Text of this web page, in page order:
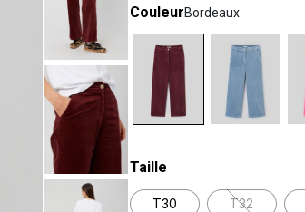
CouleurBordeaux
Taille
T30 T32